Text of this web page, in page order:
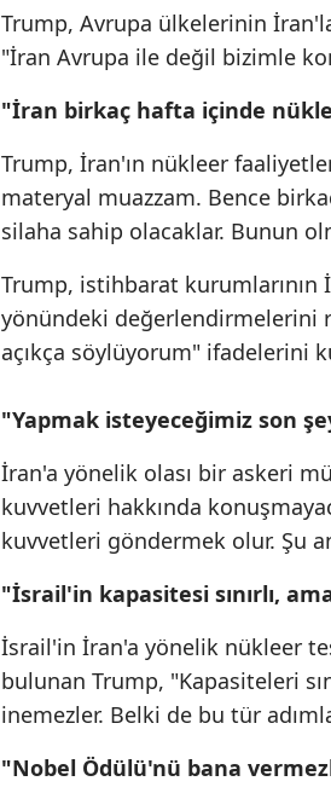
Trump, Avrupa ülkelerinin
"İran Avrupa ile değil bizimle
"İran birkaç hafta içinde
Trump, İran'ın nükleer
materyal muazzam. Bence
silaha sahip olacaklar. Bunun
Trump, istihbarat kurumlarının
yönündeki değerlendirmelerini
açıkça söylüyorum" ifadelerini
"Yapmak isteyeceğimiz son
İran'a yönelik olası bir askeri
kuvvetleri hakkında
kuvvetleri göndermek olur. Şu
"İsrail'in kapasitesi sınırlı,
İsrail'in İran'a yönelik nükleer
bulunan Trump, "Kapasiteleri
inemezler. Belki de bu tür
"Nobel Ödülü'nü bana